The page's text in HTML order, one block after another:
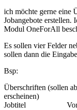
ich möchte gerne eine
Jobangebote erstellen.
Modul OneForAll
Es sollen vier Felder
sollen dann die
Bsp:
Überschriften (sollen
erscheinen)
Jobtitel